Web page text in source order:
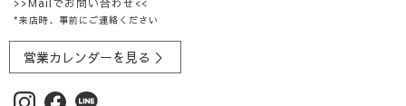
*来店時、事前にご連絡ください
営業カレンダーを見る ＞